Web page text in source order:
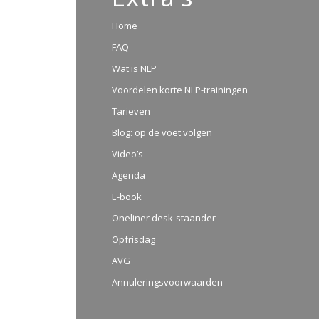
Home
FAQ
Wat is NLP
Voordelen korte NLP-trainingen
Tarieven
Blog: op de voet volgen
Video’s
Agenda
E-book
Oneliner desk-staander
Opfrisdag
AVG
Annuleringsvoorwaarden